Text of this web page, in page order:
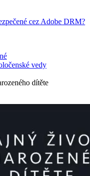
cez Adobe DRM?
vedy
dítěte